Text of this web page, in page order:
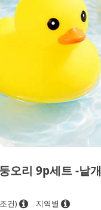
오리 9p세트 -낱개
건) 지역별